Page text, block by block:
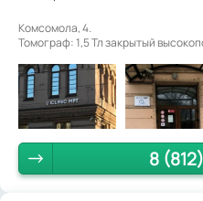
Комсомола, 4.
Томограф: 1,5 Тл закрытый
8